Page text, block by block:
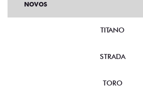
NOVOS
TITANO
STRADA
TORO